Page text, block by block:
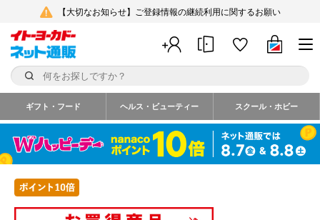
【大切なお知らせ】ご登録情報の継続利用に関するお願い
ギフト・フード ヘルス・ビューティー スクール・ホビー